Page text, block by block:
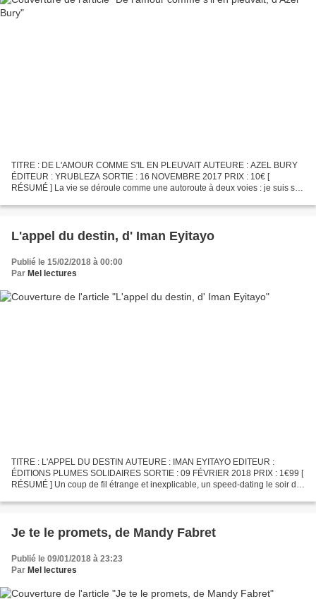
TITRE : DE L'AMOUR COMME S'IL EN PLEUVAIT AUTEURE : AZEL BURY
ÉDITEUR : YRUBLEZA SORTIE : 16 NOVEMBRE 2017 PRIX : 10€ [
RÉSUMÉ ] La vie se déroule comme une autoroute à deux voies : je suis sur
L'appel du destin, d' Iman Eyitayo
Publié le 15/02/2018 à 00:00
Par Mel lectures
TITRE : L'APPEL DU DESTIN AUTEURE : IMAN EYITAYO EDITEUR :
ÉDITIONS PLUMES SOLIDAIRES SORTIE : 09 FÉVRIER 2018 PRIX : 1€99 [
RÉSUMÉ ] Un coup de fil étrange et inexplicable, un speed-dating le soir de
Je te le promets, de Mandy Fabret
Publié le 09/01/2018 à 23:23
Par Mel lectures